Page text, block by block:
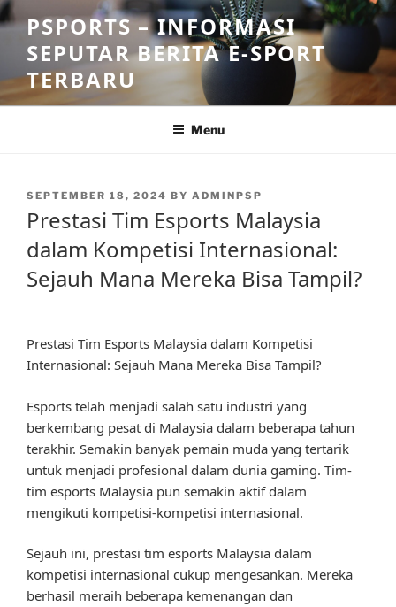
Skip
to
content
PSPORTS – INFORMASI
SEPUTAR BERITA E-SPORT
TERBARU
Menu
POSTED
SEPTEMBER 18, 2024 BY ADMINPSP
Prestasi Tim Esports Malaysia
dalam Kompetisi Internasional:
Sejauh Mana Mereka Bisa Tampil?
Prestasi Tim Esports Malaysia dalam Kompetisi
Internasional: Sejauh Mana Mereka Bisa Tampil?
Esports telah menjadi salah satu industri yang
berkembang pesat di Malaysia dalam beberapa tahun
terakhir. Semakin banyak pemain muda yang tertarik
untuk menjadi profesional dalam dunia gaming. Tim-
tim esports Malaysia pun semakin aktif dalam
mengikuti kompetisi-kompetisi internasional.
Sejauh ini, prestasi tim esports Malaysia dalam
kompetisi internasional cukup mengesankan. Mereka
berhasil meraih beberapa kemenangan dan